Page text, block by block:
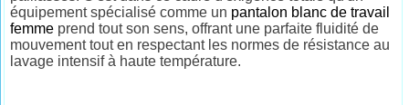
équipement spécialisé comme un pantalon blanc de travail
femme prend tout son sens, offrant une parfaite fluidité de
mouvement tout en respectant les normes de résistance au
lavage intensif à haute température.